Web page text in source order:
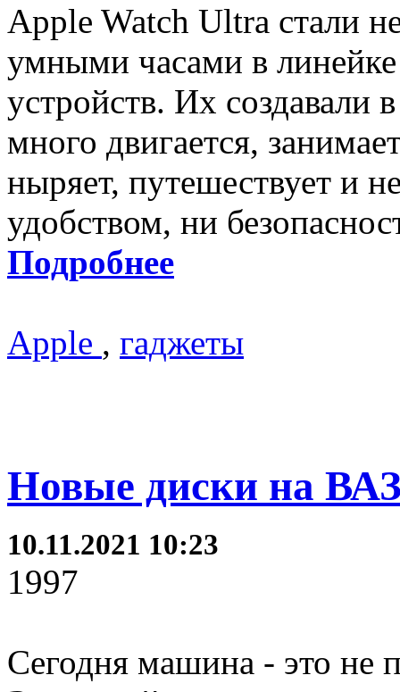
Apple Watch Ultra стали
умными часами в линейке
устройств. Их создавали
много двигается,
ныряет, путешествует и
удобством, ни
Подробнее
Apple , гаджеты
Новые диски на
10.11.2021 10:23
1997
Сегодня машина - это не